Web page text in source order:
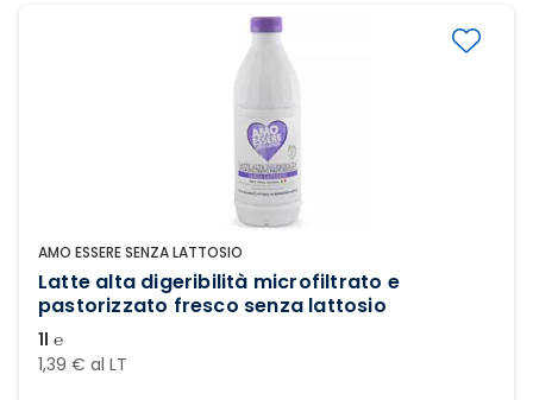
AMO ESSERE SENZA LATTOSIO
Latte alta digeribilità microfiltrato e
pastorizzato fresco senza lattosio
1l ℮
1,39 € al LT